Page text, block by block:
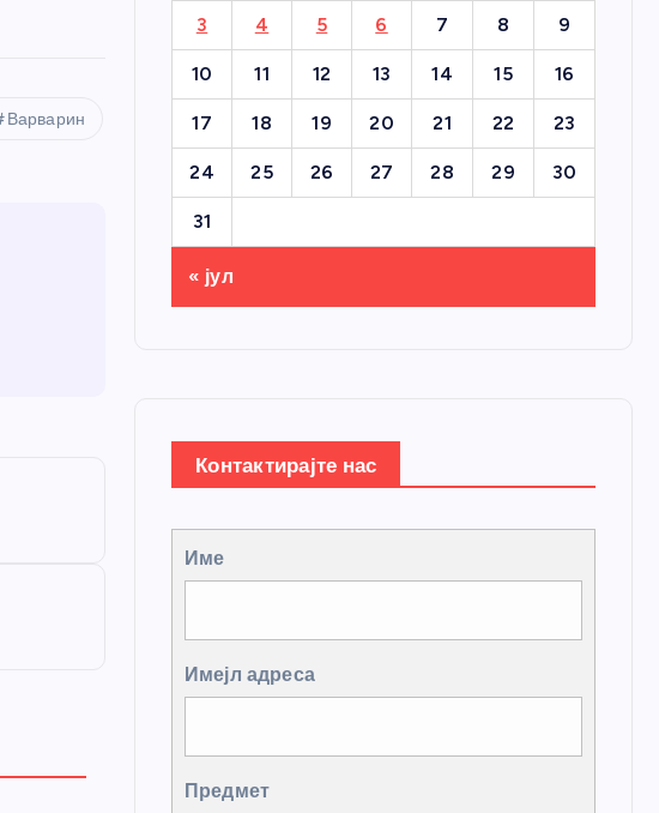
Варварин
3 4 5 6 7 8 9
10 11 12 13 14 15 16
17 18 19 20 21 22 23
24 25 26 27 28 29 30
31
« јул
Контактирајте нас
Име
Имејл адреса
Предмет